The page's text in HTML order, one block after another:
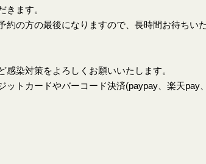
きます。
約の方の最後になりますので、長時間お待ちい
感染対策をよろしくお願いいたします。
ットカードやバーコード決済(paypay、楽天pay